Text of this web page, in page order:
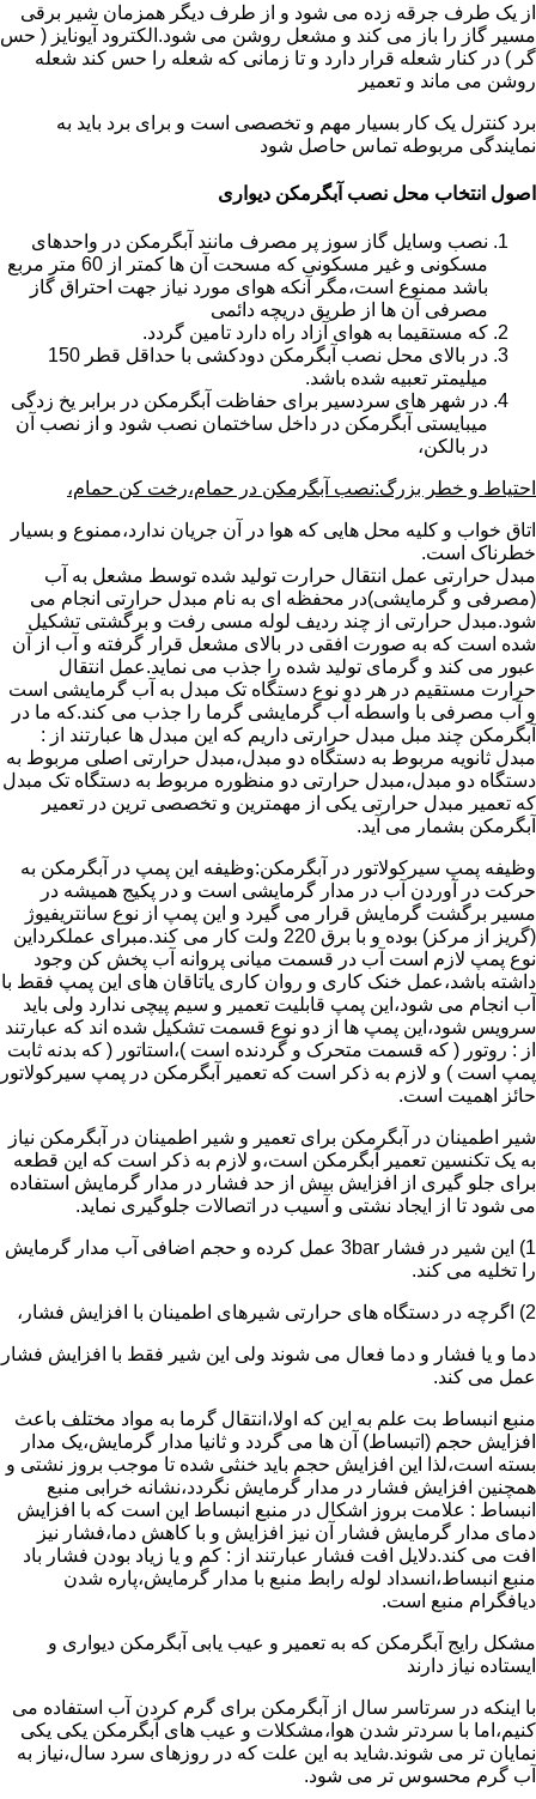
از یک طرف جرقه زده می شود و از طرف دیگر همزمان شیر برقی
مسیر گاز را باز می کند و مشعل روشن می شود.الکترود آیونایز ( حس
گر ) در کنار شعله قرار دارد و تا زمانی که شعله را حس کند شعله
روشن می ماند و تعمیر
برد کنترل یک کار بسیار مهم و تخصصی است و برای برد باید به
نمایندگی مربوطه تماس حاصل شود
اصول انتخاب محل نصب آبگرمکن دیواری
نصب وسایل گاز سوز پر مصرف مانند آبگرمکن در واحدهای
مسکونی و غیر مسکونی که مسحت آن ها کمتر از 60 متر مربع
باشد ممنوع است،مگر آنکه هوای مورد نیاز جهت احتراق گاز
مصرفی آن ها از طریق دریچه دائمی
که مستقیما به هوای آزاد راه دارد تامین گردد.
در بالای محل نصب آبگرمکن دودکشی با حداقل قطر 150
میلیمتر تعبیه شده باشد.
در شهر های سردسیر برای حفاظت آبگرمکن در برابر یخ زدگی
میبایستی آبگرمکن در داخل ساختمان نصب شود و از نصب آن
در بالکن،
احتیاط و خطر بزرگ:نصب آبگرمکن در حمام،رخت کن حمام،
اتاق خواب و کلیه محل هایی که هوا در آن جریان ندارد،ممنوع و بسیار
خطرناک است.
مبدل حرارتی عمل انتقال حرارت تولید شده توسط مشعل به آب
(مصرفی و گرمایشی)در محفظه ای به نام مبدل حرارتی انجام می
شود.مبدل حرارتی از چند ردیف لوله مسی رفت و برگشتی تشکیل
شده است که به صورت افقی در بالای مشعل قرار گرفته و آب از آن
عبور می کند و گرمای تولید شده را جذب می نماید.عمل انتقال
حرارت مستقیم در هر دو نوع دستگاه تک مبدل به آب گرمایشی است
و آب مصرفی با واسطه آب گرمایشی گرما را جذب می کند.که ما در
آبگرمکن چند مبل مبدل حرارتی داریم که این مبدل ها عبارتند از :
مبدل ثانویه مربوط به دستگاه دو مبدل،مبدل حرارتی اصلی مربوط به
دستگاه دو مبدل،مبدل حرارتی دو منظوره مربوط به دستگاه تک مبدل
که تعمیر مبدل حرارتی یکی از مهمترین و تخصصی ترین در تعمیر
آبگرمکن بشمار می آید.
وظیفه پمپ سیرکولاتور در آبگرمکن:وظیفه این پمپ در آبگرمکن به
حرکت در آوردن آب در مدار گرمایشی است و در پکیج همیشه در
مسیر برگشت گرمایش قرار می گیرد و این پمپ از نوع سانتریفیوژ
(گریز از مرکز) بوده و با برق 220 ولت کار می کند.مبرای عملکرداین
نوع پمپ لازم است آب در قسمت میانی پروانه آب پخش کن وجود
داشته باشد،عمل خنک کاری و روان کاری یاتاقان های این پمپ فقط با
آب انجام می شود،این پمپ قابلیت تعمیر و سیم پیچی ندارد ولی باید
سرویس شود،این پمپ ها از دو نوع قسمت تشکیل شده اند که عبارتند
از : روتور ( که قسمت متحرک و گردنده است )،استاتور ( که بدنه ثابت
پمپ است ) و لازم به ذکر است که تعمیر آبگرمکن در پمپ سیرکولاتور
حائز اهمیت است.
شیر اطمینان در آبگرمکن برای تعمیر و شیر اطمینان در آبگرمکن نیاز
به یک تکنسین تعمیر آبگرمکن است،و لازم به ذکر است که این قطعه
برای جلو گیری از افزایش بیش از حد فشار در مدار گرمایش استفاده
می شود تا از ایجاد نشتی و آسیب در اتصالات جلوگیری نماید.
1) این شیر در فشار 3bar عمل کرده و حجم اضافی آب مدار گرمایش
را تخلیه می کند.
2) اگرچه در دستگاه های حرارتی شیرهای اطمینان با افزایش فشار،
دما و یا فشار و دما فعال می شوند ولی این شیر فقط با افزایش فشار
عمل می کند.
منبع انبساط بت علم به این که اولا،انتقال گرما به مواد مختلف باعث
افزایش حجم (اتبساط) آن ها می گردد و ثانیا مدار گرمایش،یک مدار
بسته است،لذا این افزایش حجم باید خنثی شده تا موجب بروز نشتی و
همچنین افزایش فشار در مدار گرمایش نگردد،نشانه خرابی منبع
انبساط : علامت بروز اشکال در منبع انبساط این است که با افزایش
دمای مدار گرمایش فشار آن نیز افزایش و با کاهش دما،فشار نیز
افت می کند.دلایل افت فشار عبارتند از : کم و یا زیاد بودن فشار باد
منبع انبساط،انسداد لوله رابط منبع با مدار گرمایش،پاره شدن
دیافگرام منبع است.
مشکل رایج آبگرمکن که به تعمیر و عیب یابی آبگرمکن دیواری و
ایستاده نیاز دارند
با اینکه در سرتاسر سال از آبگرمکن برای گرم کردن آب استفاده می
کنیم،اما با سردتر شدن هوا،مشکلات و عیب های آبگرمکن یکی یکی
نمایان تر می شوند.شاید به این علت که در روزهای سرد سال،نیاز به
آب گرم محسوس تر می شود.